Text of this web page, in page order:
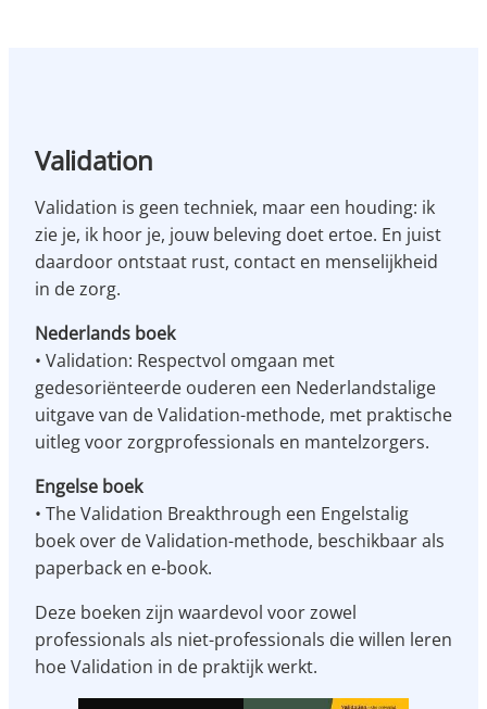
Validation
Validation is geen techniek, maar een houding: ik
zie je, ik hoor je, jouw beleving doet ertoe. En juist
daardoor ontstaat rust, contact en menselijkheid
in de zorg.
Nederlands boek
• Validation: Respectvol omgaan met
gedesoriënteerde ouderen een Nederlandstalige
uitgave van de Validation-methode, met praktische
uitleg voor zorgprofessionals en mantelzorgers.
Engelse boek
• The Validation Breakthrough een Engelstalig
boek over de Validation-methode, beschikbaar als
paperback en e-book.
Deze boeken zijn waardevol voor zowel
professionals als niet-professionals die willen leren
hoe Validation in de praktijk werkt.